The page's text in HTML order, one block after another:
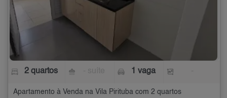
2 quartos 1 vaga
Apartamento à Venda na Vila Pirituba com 2 quartos